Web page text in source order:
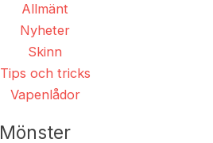
Allmänt
Nyheter
Skinn
Tips och tricks
Vapenlådor
Mönster